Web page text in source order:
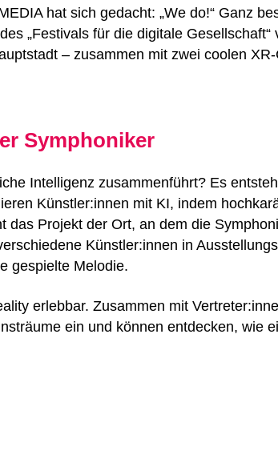
hat sich gedacht: „We do!“ Ganz
„Festivals für die digitale Gesellschaft“
– zusammen mit zwei coolen
Symphoniker
Intelligenz zusammenführt? Es
Künstler:innen mit KI, indem
Projekt der Ort, an dem die
Künstler:innen in
gespielte Melodie.
erlebbar. Zusammen mit
ein und können entdecken, wie